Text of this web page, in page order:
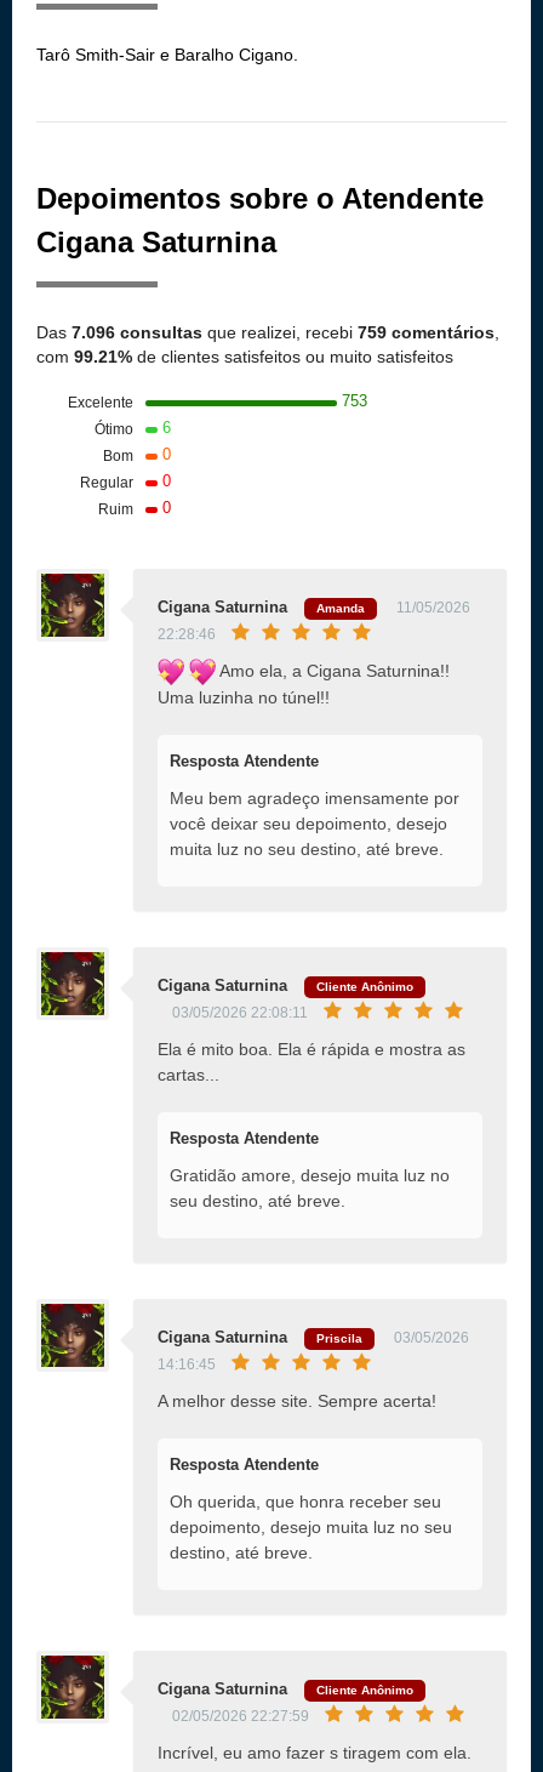
Tarô Smith-Sair e Baralho Cigano.
Depoimentos sobre o Atendente
Cigana Saturnina
Das 7.096 consultas que realizei, recebi 759 comentários
com 99.21% de clientes satisfeitos ou muito satisfeitos
Excelente 753
Ótimo 6
Bom 0
Regular 0
Ruim 0
Cigana Saturnina Amanda
11/05/2026
22:28:46
Amo ela, a Cigana Saturnina!!
Uma luzinha no túnel!!
Resposta Atendente
Meu bem agradeço imensamente por
você deixar seu depoimento, desejo
muita luz no seu destino, até breve.
Cigana Saturnina Cliente Anônimo
03/05/2026 22:08:11
Ela é mito boa. Ela é rápida e mostra as
cartas...
Resposta Atendente
Gratidão amore, desejo muita luz no
seu destino, até breve.
Cigana Saturnina Priscila
03/05/2026
14:16:45
A melhor desse site. Sempre acerta!
Resposta Atendente
Oh querida, que honra receber seu
depoimento, desejo muita luz no seu
destino, até breve.
Cigana Saturnina Cliente Anônimo
02/05/2026 22:27:59
Incrível, eu amo fazer s tiragem com ela.